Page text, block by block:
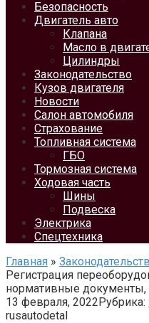
Безопасность
Двигатель авто
Клапана
Масло в
Цилиндры
Законодательство
Кузов двигателя
Новости
Салон автомобиля
Страхование
Топливная система
ГБО
Тормозная система
Ходовая часть
Шины
Подвеска
Электрика
Спецтехника
Главная »
Регистрация
нормативные
13 февраля, 2022Рубрика:
rusautodetal